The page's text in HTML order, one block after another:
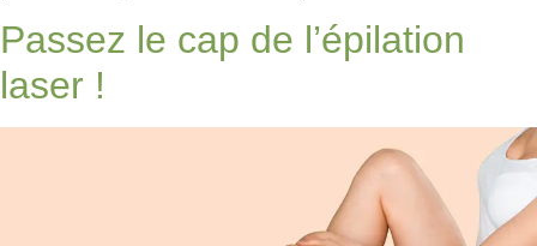
Passez le cap de l’épilation
laser !